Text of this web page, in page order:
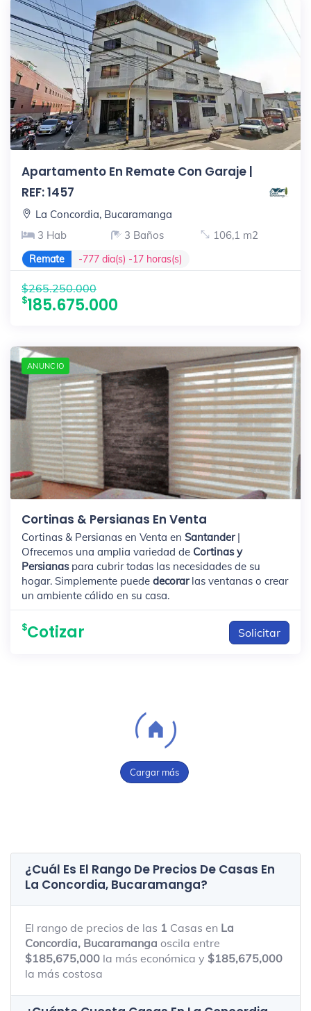
Apartamento En Remate Con Garaje |
REF: 1457
La Concordia, Bucaramanga
3 Hab
3 Baños 106,1 m2
Remate -777 dia(s) -17 horas(s)
$265.250.000
185.675.000
ANUNCIO
Cortinas & Persianas En Venta
Cortinas & Persianas en Venta en Santander|
Ofrecemos una amplia variedad de Cortinas y
Persianaspara cubrir todas las necesidades de su
hogar. Simplemente puede decorarlas ventanas o crear
un ambiente cálido en su casa.
Cotizar Solicitar
Cargar más
¿Cuál Es El Rango De Precios De Casas En
La Concordia, Bucaramanga?
El rango de precios de las 1 Casas en La
Concordia, Bucaramanga oscila entre
$185,675,000 la más económica y $185,675,000
la más costosa